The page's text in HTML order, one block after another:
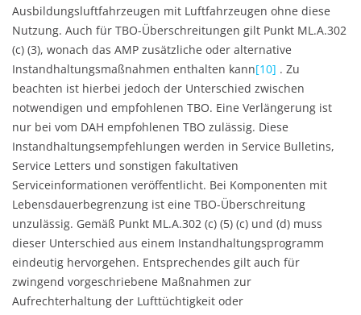
Ausbildungsluftfahrzeugen mit Luftfahrzeugen ohne diese
Nutzung. Auch für TBO-Überschreitungen gilt Punkt ML.A.302
(c) (3), wonach das AMP zusätzliche oder alternative
Instandhaltungsmaßnahmen enthalten kann[10] . Zu
beachten ist hierbei jedoch der Unterschied zwischen
notwendigen und empfohlenen TBO. Eine Verlängerung ist
nur bei vom DAH empfohlenen TBO zulässig. Diese
Instandhaltungsempfehlungen werden in Service Bulletins,
Service Letters und sonstigen fakultativen
Serviceinformationen veröffentlicht. Bei Komponenten mit
Lebensdauerbegrenzung ist eine TBO-Überschreitung
unzulässig. Gemäß Punkt ML.A.302 (c) (5) (c) und (d) muss
dieser Unterschied aus einem Instandhaltungsprogramm
eindeutig hervorgehen. Entsprechendes gilt auch für
zwingend vorgeschriebene Maßnahmen zur
Aufrechterhaltung der Lufttüchtigkeit oder